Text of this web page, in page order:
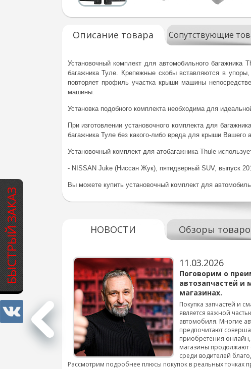
БЫСТРЫЙ ЗАКАЗ
Описание товара Сопутствующие
Установочный комплект для автомобильного
багажника Туле. Крепежные скобы вставляются в
повторяет профиль участка крыши машины
машины.
Установка подобного комплекта необходима для
При изготовлении установочного комплекта для
багажника Туле без какого-либо вреда для крыши Вашего
Установочный комплект для атобагажника Thule
- NISSAN Juke (Ниссан Жук), пятидверный SUV, выпуск
Вы можете купить установочный комплект для
НОВОСТИ Обзоры
для
смены шин на
подробнее...
11.03.2026
Поговорим о
автозапчастей и
магазинах.
Покупка запчастей и
является важной
автомобиля. Многие
предпочитают
приобретения
магазины продолжают
среди водителей
Рассмотрим подробнее плюсы покупок в реальных точках